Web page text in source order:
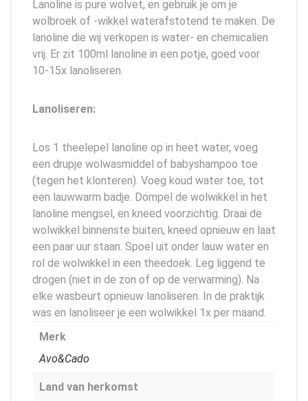
Lanoline is pure wolvet, en gebruik je om je
wolbroek of -wikkel waterafstotend te maken. De
lanoline die wij verkopen is water- en chemicalien
vrij. Er zit 100ml lanoline in een potje, goed voor
10-15x lanoliseren.
Lanoliseren:
Los 1 theelepel lanoline op in heet water, voeg
een drupje wolwasmiddel of babyshampoo toe
(tegen het klonteren). Voeg koud water toe, tot
een lauwwarm badje. Dompel de wolwikkel in het
lanoline mengsel, en kneed voorzichtig. Draai de
wolwikkel binnenste buiten, kneed opnieuw en laat
een paar uur staan. Spoel uit onder lauw water en
rol de wolwikkel in een theedoek. Leg liggend te
drogen (niet in de zon of op de verwarming). Na
elke wasbeurt opnieuw lanoliseren. In de praktijk
was en lanoliseer je een wolwikkel 1x per maand.
Merk
Avo&Cado
Land van herkomst